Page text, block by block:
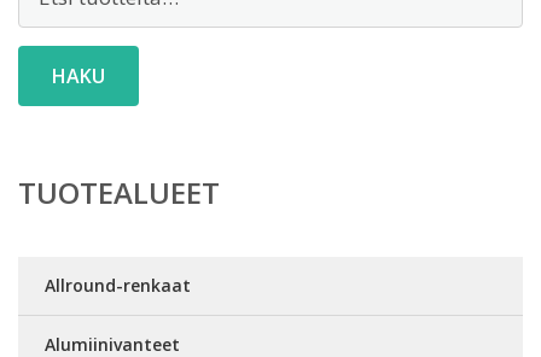
HAKU
TUOTEALUEET
Allround-renkaat
Alumiinivanteet